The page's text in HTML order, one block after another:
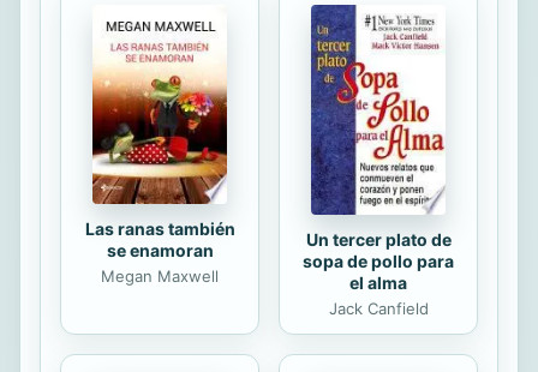
consiste en recorrer esas preguntas
y analizar las respuestas que
ofrecieron los participantes (figuras
como Ernesto Sábato, María Ester de
Miguel, Ricardo Piglia, Jorge Luis
Borges, Silvina Ocampo, Julio...
Las ranas también
se enamoran
Megan Maxwell
Un tercer plato de
sopa de pollo para
el alma
Jack Canfield